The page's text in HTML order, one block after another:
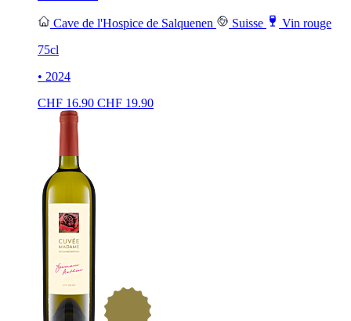
Cave de l'Hospice de Salquenen Suisse
Vin rouge
75cl
• 2024
CHF 16.90 CHF 19.90